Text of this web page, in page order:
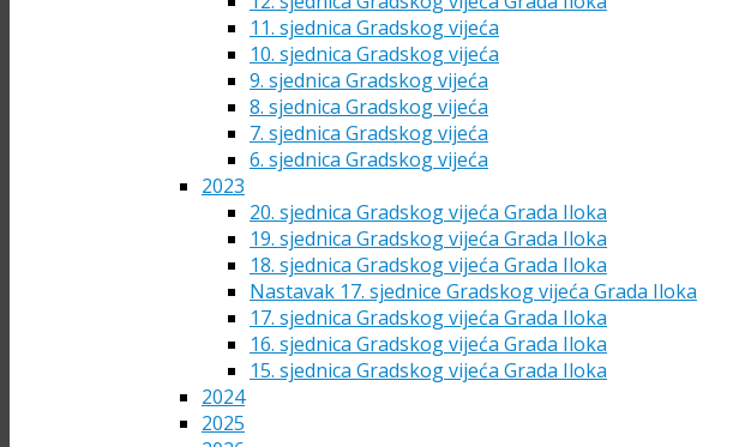
11. sjednica Gradskog vijeća
10. sjednica Gradskog vijeća
9. sjednica Gradskog vijeća
8. sjednica Gradskog vijeća
7. sjednica Gradskog vijeća
6. sjednica Gradskog vijeća
2023
20. sjednica Gradskog vijeća Grada Iloka
19. sjednica Gradskog vijeća Grada Iloka
18. sjednica Gradskog vijeća Grada Iloka
Nastavak 17. sjednice Gradskog vijeća Grada Iloka
17. sjednica Gradskog vijeća Grada Iloka
16. sjednica Gradskog vijeća Grada Iloka
15. sjednica Gradskog vijeća Grada Iloka
2024
2025